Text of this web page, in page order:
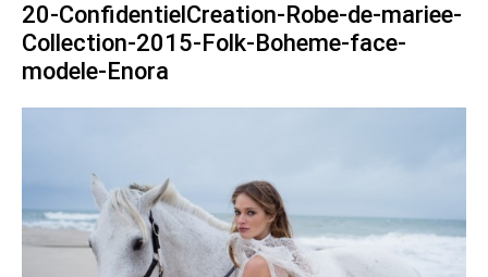
20-ConfidentielCreation-Robe-de-mariee-
Collection-2015-Folk-Boheme-face-
modele-Enora